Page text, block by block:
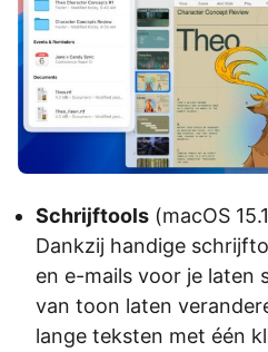
Schrijftools (macOS
Dankzij handige
en e-mails voor je laten
van toon laten
lange teksten met één